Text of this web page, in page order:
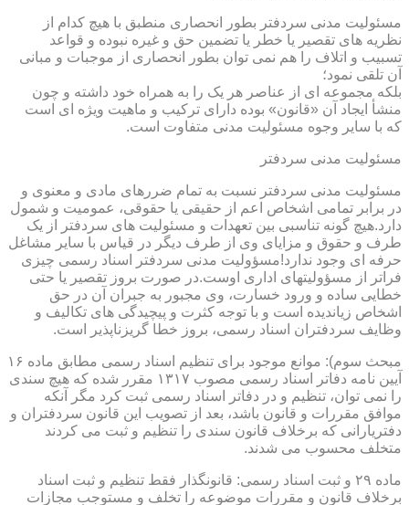
مسئولیت مدنی سردفتر بطور انحصاری منطبق با هیچ کدام از
نظریه های تقصیر یا خطر یا تضمین حق و غیره نبوده و قواعد
تسبیب و اتلاف را هم نمی توان بطور انحصاری از موجبات و مبانی
آن تلقی نمود؛
بلکه مجموعه ای از عناصر هر یک را به همراه خود داشته و چون
منشأ ایجاد آن «قانون» بوده دارای ترکیب و ماهیت ویژه ای است
که با سایر وجوه مسئولیت مدنی متفاوت است.
مسئولیت مدنی سردفتر
مسئولیت مدنی سردفتر نسبت به تمام ضررهای مادی و معنوی و
در برابر تمامی اشخاص اعم از حقیقی یا حقوقی، عمومیت و شمول
دارد.هیچ گونه تناسبی بین تعهدات و مسئولیت های سردفتر از یک
طرف و حقوق و مزایای وی از طرف دیگر در قیاس با سایر مشاغل
حرفه ای وجود ندارد!مسؤولیت مدنی سردفتر اسناد رسمی چیزی
فراتر از مسؤولیتهای اداری اوست.در صورت بروز تقصیر یا حتی
خطایی ساده و ورود خسارت، وی مجبور به جبران آن در حق
اشخاص زیاندیده است و با توجه کثرت و پیچیدگی های تکالیف و
وظایف سردفتران اسناد رسمی، بروز خطا گریزناپذیر است.
مبحث سوم): موانع موجود برای تنظیم اسناد رسمی مطابق ماده ۱۶
آیین نامه دفاتر اسناد رسمی مصوب ۱۳۱۷ مقرر شده که هیچ سندی
را نمی توان، تنظیم و در دفاتر اسناد رسمی ثبت کرد مگر آنکه
موافق مقررات و قانون باشد، بعد از تصویب این قانون سردفتران و
دفتریارانی که برخلاف قانون سندی را تنظیم و ثبت می کردند
متخلف محسوب می شدند.
ماده ۲۹ و ثبت اسناد رسمی: قانونگذار فقط تنظیم و ثبت اسناد
برخلاف قانون و مقررات موضوعه را تخلف و مستوجب مجازات